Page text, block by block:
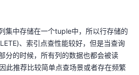
集中存储在一个tuple中，所以行存储的
、索引点查性能较好，但是当查询
分的时候，所有列的数据也都会被读
此推荐比较简单点查场景或者存在频繁